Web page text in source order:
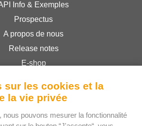
Info & Exemples
Prospectus
A propos de nous
Release notes
E-shop
Privacy Policy
Interactive s.r.o.
sur les cookies et la
la vie privée
pouvons mesurer la fonctionnalité